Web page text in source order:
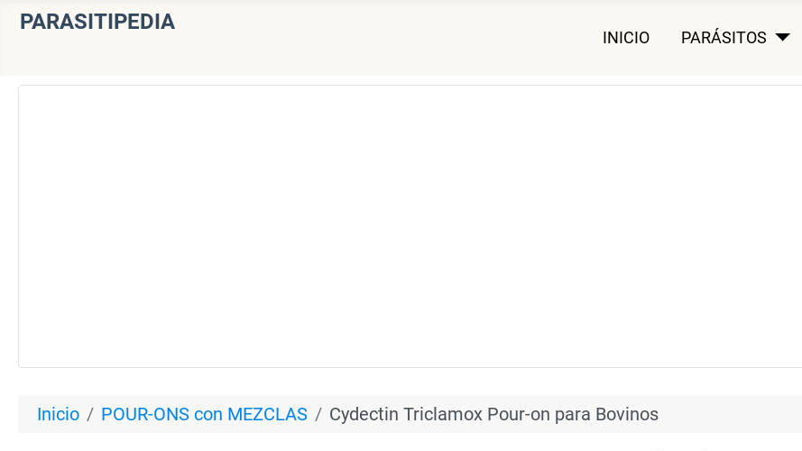
PARASITIPEDIA
INICIO PARÁSITOS
Inicio POUR-ONS con MEZCLAS Cydectin Triclamox Pour-on para Bovinos